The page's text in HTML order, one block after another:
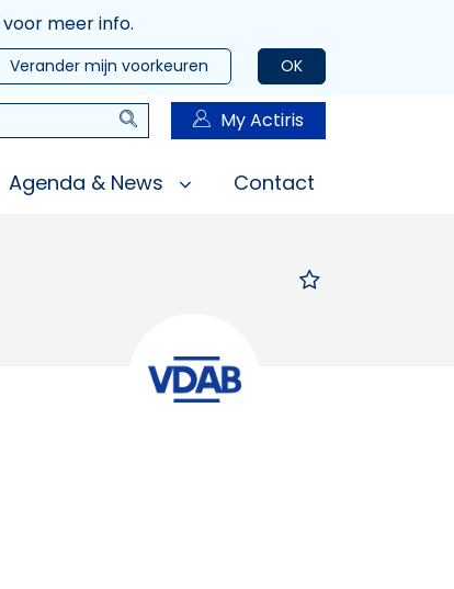
voor meer info.
OK
Verander mijn voorkeuren
Zoeken My Actiris
Agenda & News Contact